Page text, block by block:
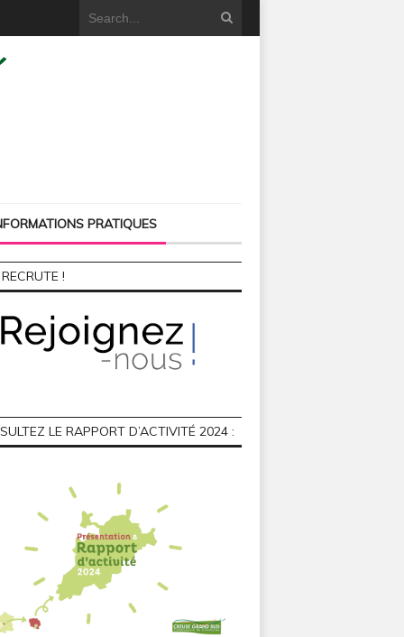
PRATIQUES
!
LE RAPPORT D’ACTIVITÉ 2024 :